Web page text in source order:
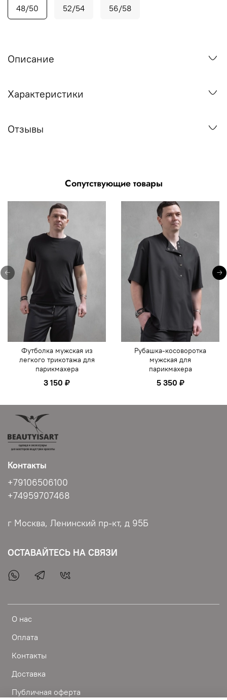
48/50 52/54 56/58
Описание
Характеристики
Отзывы
Сопутствующие товары
Футболка мужская из
легкого трикотажа для
парикмахера
3 150 ₽
Рубашка-косоворотка
мужская для
парикмахера
5 350 ₽
О нас
Оплата
Контакты
Доставка
Публичная оферта
Контакты
+79106506100
+74959707468
г Москва, Ленинский пр-кт, д 95Б
ОСТАВАЙТЕСЬ НА СВЯЗИ